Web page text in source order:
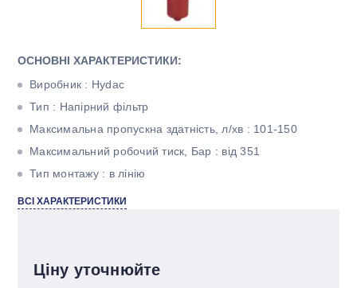
ОСНОВНІ ХАРАКТЕРИСТИКИ:
Виробник : Hydac
Тип : Напірний фільтр
Максимальна пропускна здатність, л/хв : 101-150
Максимальний робочий тиск, Бар : від 351
Тип монтажу : в лінію
Тонкість фільтрації, мкм : 20
ВСІ ХАРАКТЕРИСТИКИ
Ціну уточнюйте